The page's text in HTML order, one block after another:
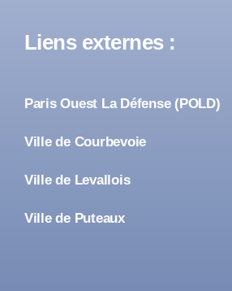
Liens externes :
Paris Ouest La Défense (POLD)
Ville de Courbevoie
Ville de Levallois
Ville de Puteaux